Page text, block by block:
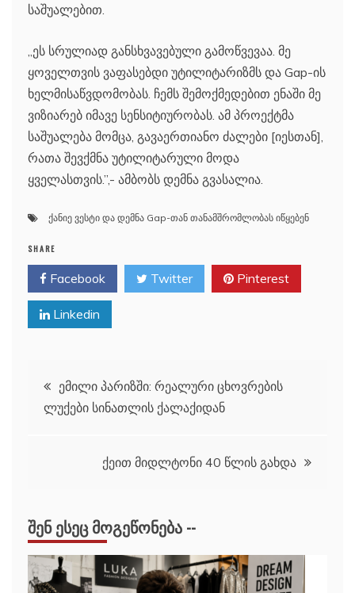
საშუალებით.
„ეს სრულიად განსხვავებული გამოწვევაა. მე
ყოველთვის ვაფასებდი უტილიტარიზმს და Gap-ის
ხელმისაწვდომობას. ჩემს შემოქმედებით ენაში მე
ვიზიარებ იმავე სენსიტიურობას. ამ პროექტმა
საშუალება მომცა, გავაერთიანო ძალები [იესთან],
რათა შევქმნა უტილიტარული მოდა
ყველასთვის.”,- ამბობს დემნა გვასალია.
ქანიე ვესტი და დემნა Gap-თან თანამშრომლობას იწყებენ
SHARE
Facebook Twitter Pinterest
Linkedin
პოსტის
ნავიგაცია
ემილი პარიზში: რეალური ცხოვრების
ლუქები სინათლის ქალაქიდან
ქეით მიდლტონი 40 წლის გახდა
ᲨᲔᲜ ᲔᲡᲔᲪ ᲛᲝᲒᲔᲬᲝᲜᲔᲑᲐ --